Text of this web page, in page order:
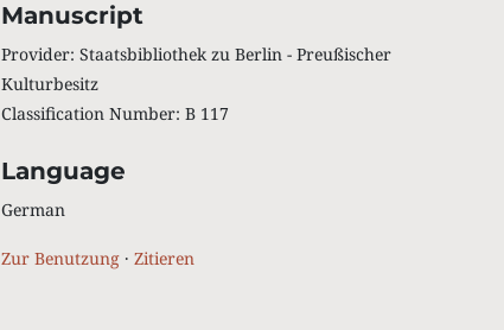
Manuscript
Provider: Staatsbibliothek zu Berlin - Preußischer
Kulturbesitz
Classification Number: B 117
Language
German
Zur Benutzung· Zitieren